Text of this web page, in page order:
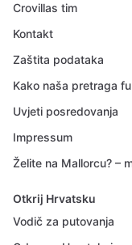
Crovillas tim
Kontakt
Zaštita podataka
Kako naša pretraga
Uvjeti posredovanja
Impressum
Želite na Mallorcu? –
Otkrij Hrvatsku
Vodič za putovanja